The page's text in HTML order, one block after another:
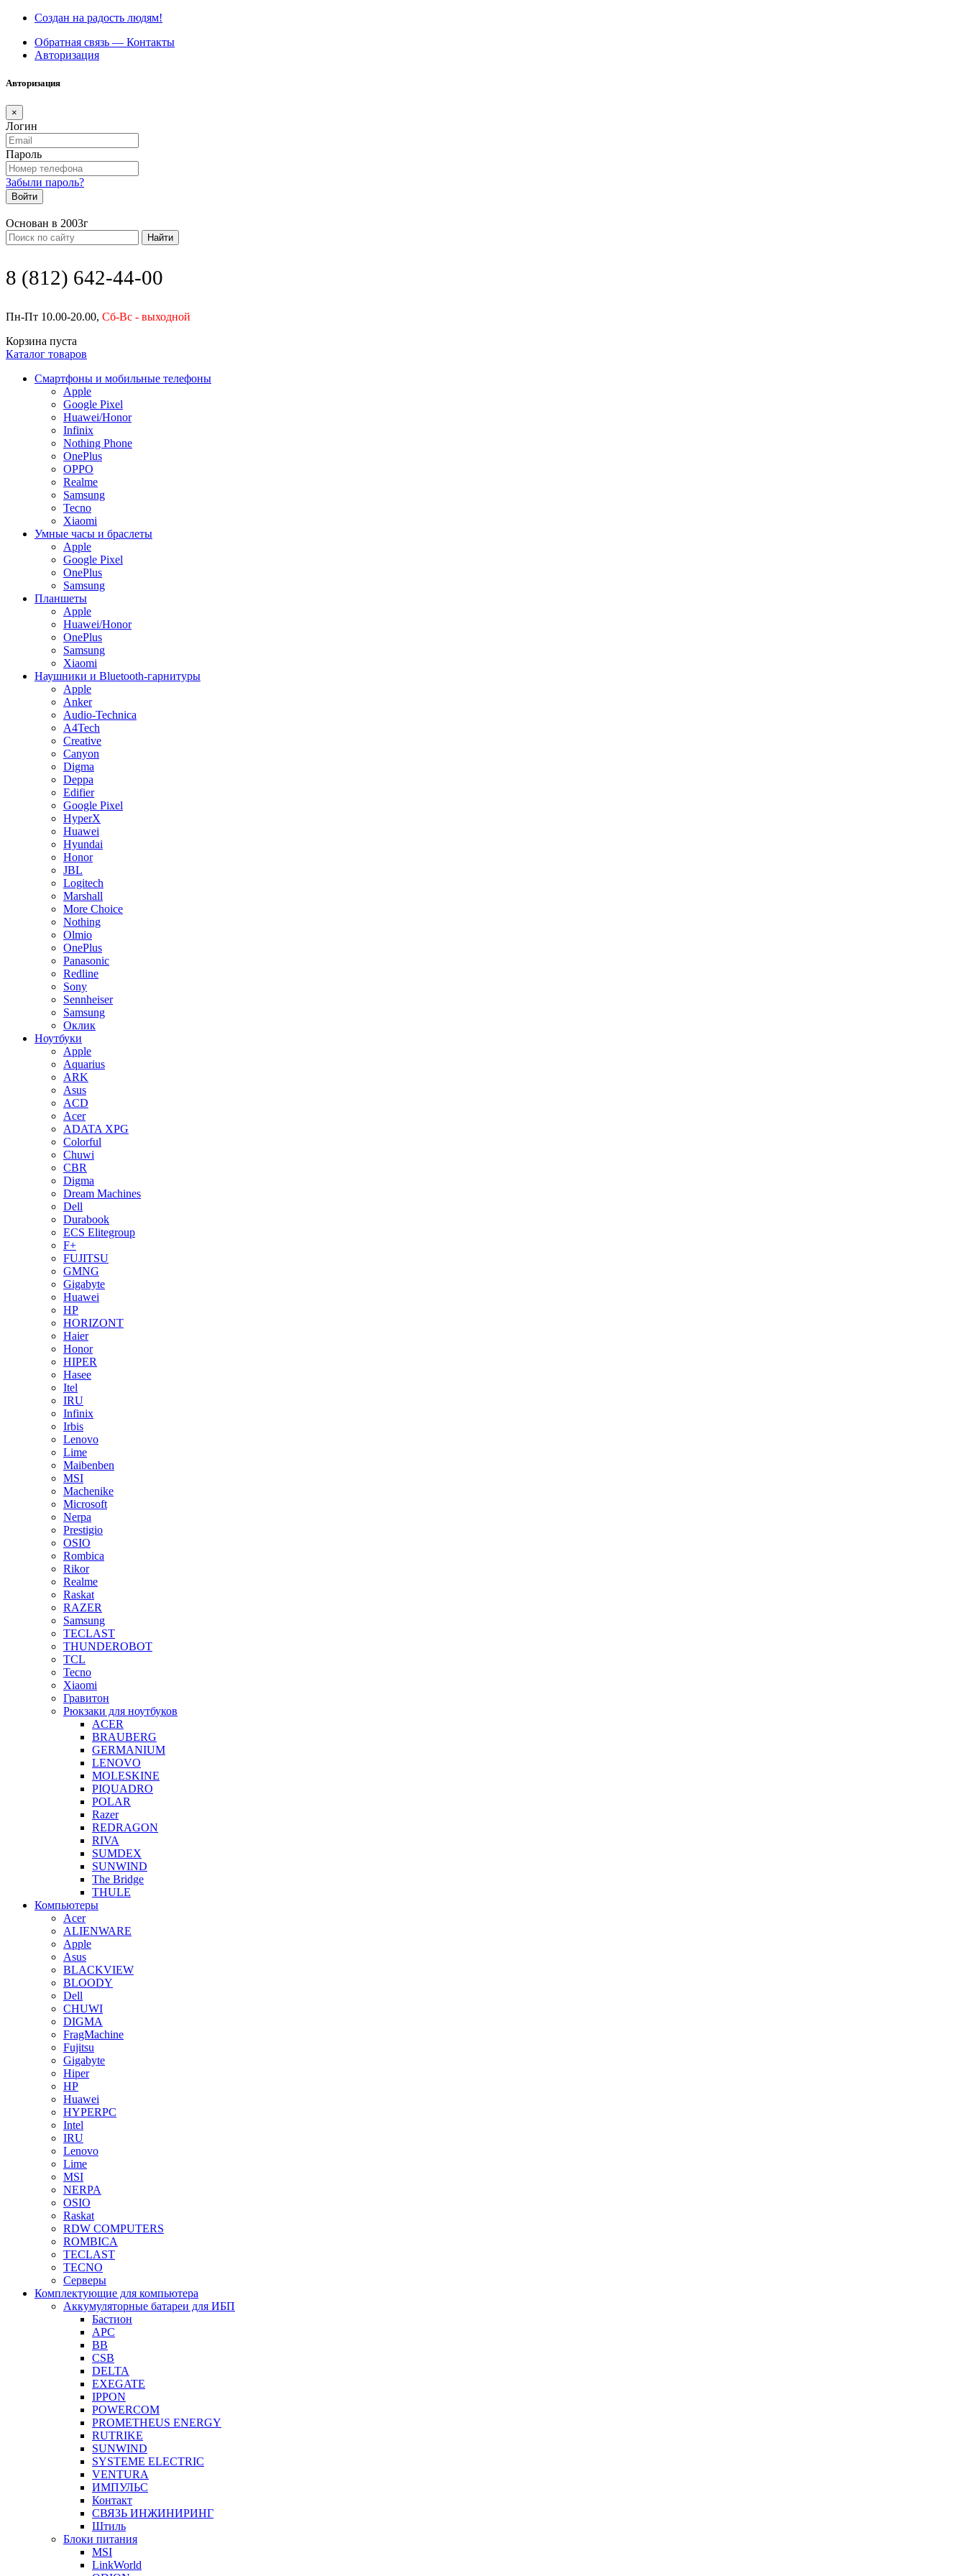
Создан на радость людям!
Обратная связь — Контакты
Авторизация
Авторизация
×
Логин
Пароль
Забыли пароль?
Войти
Основан в 2003г
Найти
8 (812) 642-44-00
Пн-Пт 10.00-20.00, Сб-Вс - выходной
Корзина пуста
Каталог товаров
Смартфоны и мобильные телефоны
Apple
Google Pixel
Huawei/Honor
Infinix
Nothing Phone
OnePlus
OPPO
Realme
Samsung
Tecno
Xiaomi
Умные часы и браслеты
Apple
Google Pixel
OnePlus
Samsung
Планшеты
Apple
Huawei/Honor
OnePlus
Samsung
Xiaomi
Наушники и Bluetooth-гарнитуры
Apple
Anker
Audio-Technica
A4Tech
Creative
Canyon
Digma
Deppa
Edifier
Google Pixel
HyperX
Huawei
Hyundai
Honor
JBL
Logitech
Marshall
More Choice
Nothing
Olmio
OnePlus
Panasonic
Redline
Sony
Sennheiser
Samsung
Оклик
Ноутбуки
Apple
Aquarius
ARK
Asus
ACD
Acer
ADATA XPG
Colorful
Chuwi
CBR
Digma
Dream Machines
Dell
Durabook
ECS Elitegroup
F+
FUJITSU
GMNG
Gigabyte
Huawei
HP
HORIZONT
Haier
Honor
HIPER
Hasee
Itel
IRU
Infinix
Irbis
Lenovo
Lime
Maibenben
MSI
Machenike
Microsoft
Nerpa
Prestigio
OSIO
Rombica
Rikor
Realme
Raskat
RAZER
Samsung
TECLAST
THUNDEROBOT
TCL
Tecno
Xiaomi
Гравитон
Рюкзаки для ноутбуков
ACER
BRAUBERG
GERMANIUM
LENOVO
MOLESKINE
PIQUADRO
POLAR
Razer
REDRAGON
RIVA
SUMDEX
SUNWIND
The Bridge
THULE
Компьютеры
Acer
ALIENWARE
Apple
Asus
BLACKVIEW
BLOODY
Dell
CHUWI
DIGMA
FragMachine
Fujitsu
Gigabyte
Hiper
HP
Huawei
HYPERPC
Intel
IRU
Lenovo
Lime
MSI
NERPA
OSIO
Raskat
RDW COMPUTERS
ROMBICA
TECLAST
TECNO
Серверы
Комплектующие для компьютера
Аккумуляторные батареи для ИБП
Бастион
APC
BB
CSB
DELTA
EXEGATE
IPPON
POWERCOM
PROMETHEUS ENERGY
RUTRIKE
SUNWIND
SYSTEME ELECTRIC
VENTURA
ИМПУЛЬС
Контакт
СВЯЗЬ ИНЖИНИРИНГ
Штиль
Блоки питания
MSI
LinkWorld